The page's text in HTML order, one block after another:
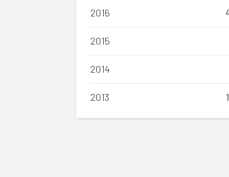
2016
2015
2014
2013